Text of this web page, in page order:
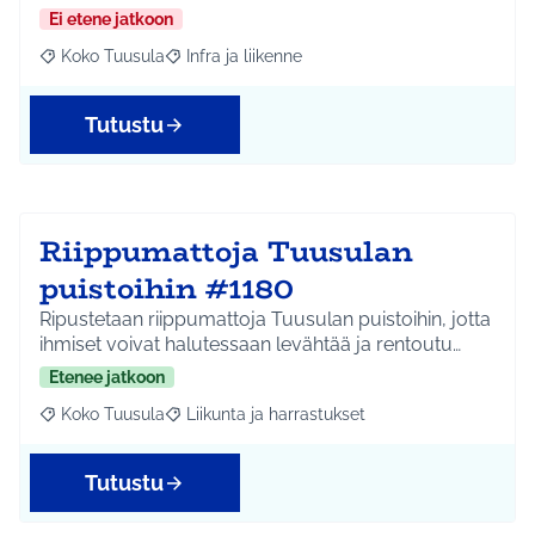
Ei etene jatkoon
Rajaa tulokset aihepiirin mukaan: Koko Tuusula
Koko Tuusula Rajaa tulokset teeman mukaan: Infra ja liikenne
Infra ja liikenne
Tutustu
Riippumattoja Tuusulan
puistoihin #1180
Ripustetaan riippumattoja Tuusulan puistoihin, jotta
ihmiset voivat halutessaan levähtää ja rentoutu…
Etenee jatkoon
Rajaa tulokset aihepiirin mukaan: Koko Tuusula
Koko Tuusula Rajaa tulokset teeman mukaan: Liikunta ja
Liikunta ja harrastukset
Tutustu